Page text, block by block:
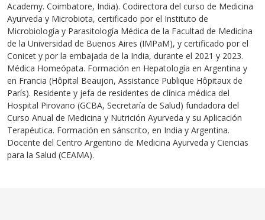
Academy. Coimbatore, India). Codirectora del curso de Medicina
Ayurveda y Microbiota, certificado por el Instituto de
Microbiología y Parasitología Médica de la Facultad de Medicina
de la Universidad de Buenos Aires (IMPaM), y certificado por el
Conicet y por la embajada de la India, durante el 2021 y 2023.
Médica Homeópata. Formación en Hepatología en Argentina y
en Francia (Hôpital Beaujon, Assistance Publique Hôpitaux de
París). Residente y jefa de residentes de clínica médica del
Hospital Pirovano (GCBA, Secretaría de Salud) fundadora del
Curso Anual de Medicina y Nutrición Ayurveda y su Aplicación
Terapéutica. Formación en sánscrito, en India y Argentina.
Docente del Centro Argentino de Medicina Ayurveda y Ciencias
para la Salud (CEAMA).